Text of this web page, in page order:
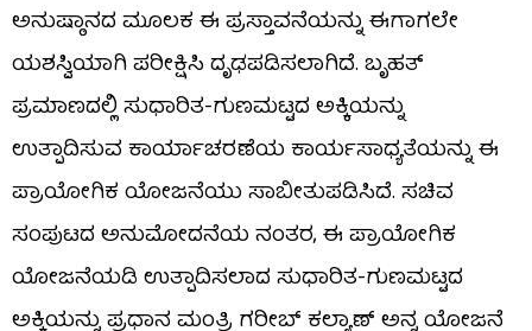
ಅನುಷ್ಠಾನದ ಮೂಲಕ ಈ ಪ್ರಸ್ತಾವನೆಯನ್ನು ಈಗಾಗಲೇ
ಯಶಸ್ವಿಯಾಗಿ ಪರೀಕ್ಷಿಸಿ ದೃಢಪಡಿಸಲಾಗಿದೆ. ಬೃಹತ್
ಪ್ರಮಾಣದಲ್ಲಿ ಸುಧಾರಿತ-ಗುಣಮಟ್ಟದ ಅಕ್ಕಿಯನ್ನು
ಉತ್ಪಾದಿಸುವ ಕಾರ್ಯಾಚರಣೆಯ ಕಾರ್ಯಸಾಧ್ಯತೆಯನ್ನು ಈ
ಪ್ರಾಯೋಗಿಕ ಯೋಜನೆಯು ಸಾಬೀತುಪಡಿಸಿದೆ. ಸಚಿವ
ಸಂಪುಟದ ಅನುಮೋದನೆಯ ನಂತರ, ಈ ಪ್ರಾಯೋಗಿಕ
ಯೋಜನೆಯಡಿ ಉತ್ಪಾದಿಸಲಾದ ಸುಧಾರಿತ-ಗುಣಮಟ್ಟದ
ಅಕ್ಕಿಯನ್ನು ಪ್ರಧಾನ ಮಂತ್ರಿ ಗರೀಬ್ ಕಲ್ಯಾಣ್ ಅನ್ನ ಯೋಜನೆ